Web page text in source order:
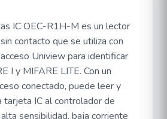
IC OEC-R1H-M es un lector
contacto que se utiliza con
Uniview para identificar
I y MIFARE LITE. Con un
conectado, puede leer y
tarjeta IC al controlador de
sensibilidad, baja corriente